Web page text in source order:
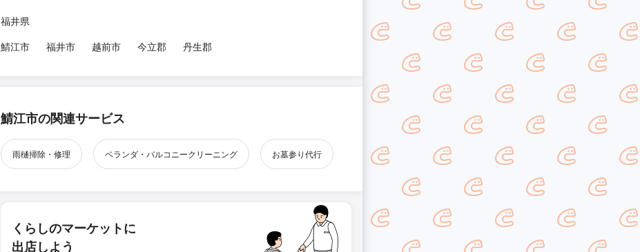
福井県
鯖江市
福井市 越前市 今立郡 丹生郡
鯖江市の関連サービス
雨樋掃除・修理 ベランダ・バルコニークリーニング お墓参り代行
くらしのマーケットに
出店しよう